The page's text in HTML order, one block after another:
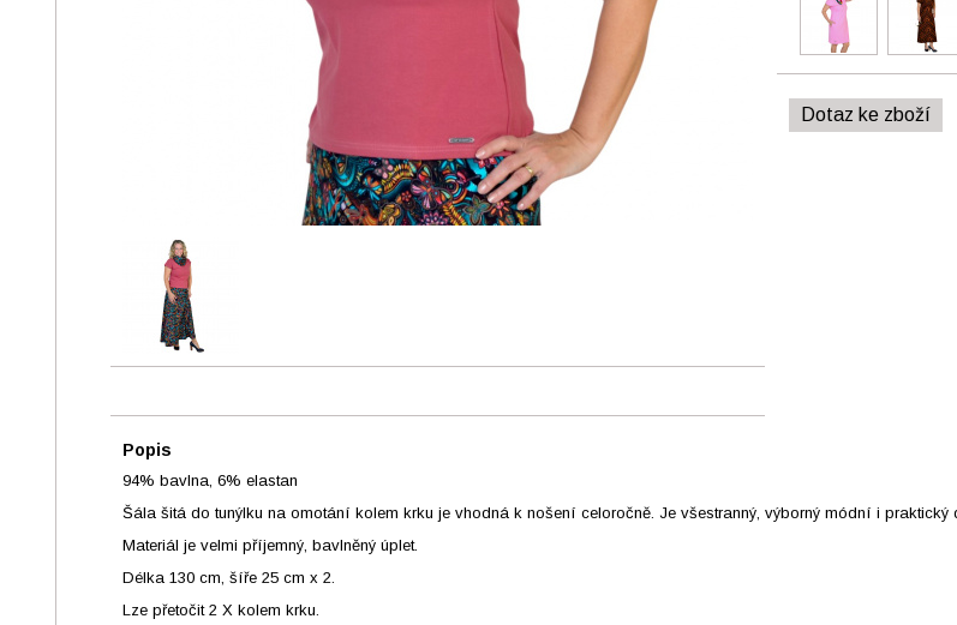
Dotaz ke zboží
Popis
94% bavlna, 6% elastan
Šála šitá do tunýlku na omotání kolem krku je vhodná k nošení celoročně. Je všestranný, výborný módní i
Materiál je velmi příjemný, bavlněný úplet.
Délka 130 cm, šíře 25 cm x 2.
Lze přetočit 2 X kolem krku.